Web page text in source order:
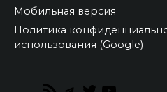
Мобильная версия
Политика
использования (Google)
RSS
Telegram
Twitter